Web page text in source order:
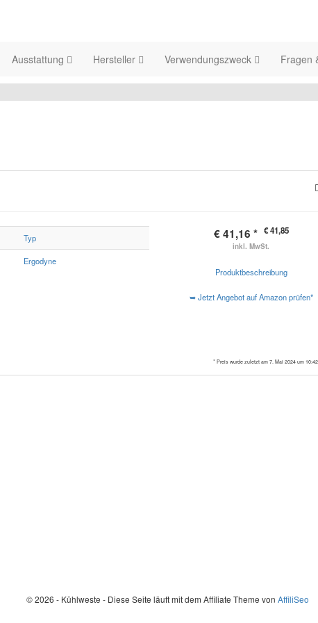
Ausstattung Hersteller Verwendungszweck Fragen
Typ
Ergodyne
€ 41,16 * € 41,85
inkl. MwSt.
Produktbeschreibung
➥ Jetzt Angebot auf Amazon prüfen*
* Preis wurde zuletzt am 7. Mai 2024 um
© 2026 - Kühlweste - Diese Seite läuft mit dem Affiliate Theme von AffiliSeo